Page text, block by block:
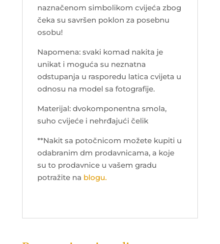
naznačenom simbolikom cvijeća zbog
čeka su savršen poklon za posebnu
osobu!
Napomena: svaki komad nakita je
unikat i moguća su neznatna
odstupanja u rasporedu latica cvijeta u
odnosu na model sa fotografije.
Materijal: dvokomponentna smola,
suho cvijeće i nehrđajući čelik
**Nakit sa potočnicom možete kupiti u
odabranim dm prodavnicama, a koje
su to prodavnice u vašem gradu
potražite na blogu.